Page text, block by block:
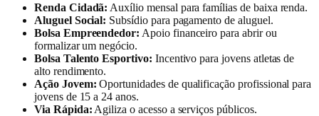
Renda Cidadã: Auxílio mensal para famílias de baixa renda.
Aluguel Social: Subsídio para pagamento de aluguel.
Bolsa Empreendedor: Apoio financeiro para abrir ou
formalizar um negócio.
Bolsa Talento Esportivo: Incentivo para jovens atletas de
alto rendimento.
Ação Jovem: Oportunidades de qualificação profissional para
jovens de 15 a 24 anos.
Via Rápida: Agiliza o acesso a serviços públicos.